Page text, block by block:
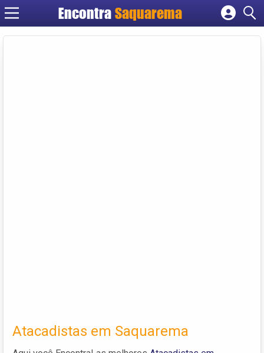
Encontra Saquarema
Cadastrar empresa
Atacadistas em Saquarema